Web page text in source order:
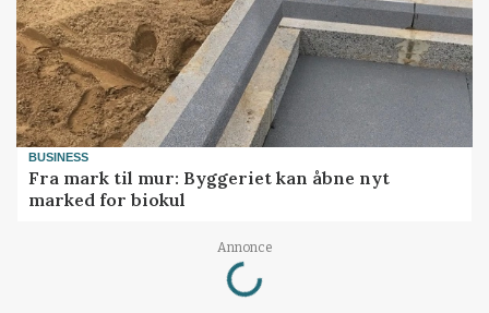
BUSINESS
Fra mark til mur: Byggeriet kan åbne nyt
marked for biokul
Annonce
Loading...